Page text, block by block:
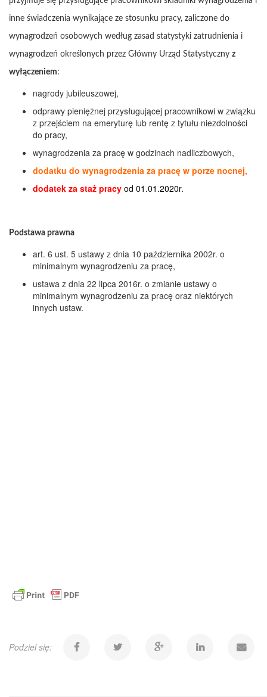
inne świadczenia wynikające ze stosunku pracy, zaliczone do
wynagrodzeń osobowych według zasad statystyki zatrudnienia i
wynagrodzeń określonych przez Główny Urząd Statystyczny z
wyłączeniem:
nagrody jubileuszowej,
odprawy pieniężnej przysługującej pracownikowi w związku
z przejściem na emeryturę lub rentę z tytułu niezdolności
do pracy,
wynagrodzenia za pracę w godzinach nadliczbowych,
dodatku do wynagrodzenia za pracę w porze nocnej,
dodatek za staż pracy od 01.01.2020r.
Podstawa prawna
art. 6 ust. 5 ustawy z dnia 10 października 2002r. o
minimalnym wynagrodzeniu za pracę,
ustawa z dnia 22 lipca 2016r. o zmianie ustawy o
minimalnym wynagrodzeniu za pracę oraz niektórych
innych ustaw.
Podziel się: